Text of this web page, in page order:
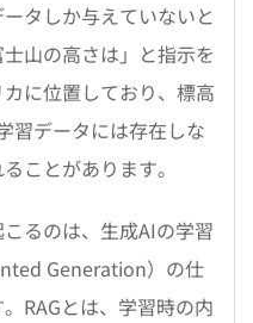
タしか与えていないと
山の高さは」と指示を
に位置しており、標高
習データには存在しな
ことがあります。
るのは、生成AIの学習
Generation）の仕
RAGとは、学習時の内